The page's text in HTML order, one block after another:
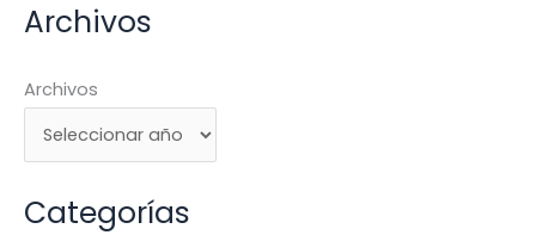
Archivos
Archivos
Categorías